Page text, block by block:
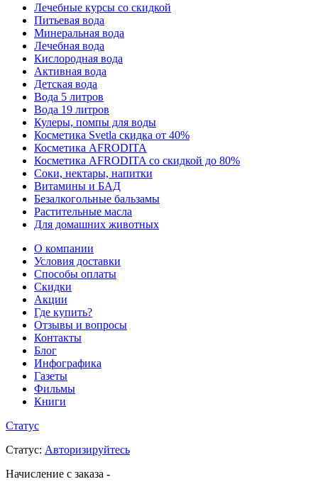
Лечебные курсы со скидкой
Питьевая вода
Минеральная вода
Лечебная вода
Кислородная вода
Активная вода
Детская вода
Вода 5 литров
Вода 19 литров
Кулеры, помпы для воды
Косметика Svetla скидка от 40%
Косметика AFRODITA
Косметика AFRODITA со скидкой до 80%
Соки, нектары, напитки
Витамины и БАД
Безалкогольные бальзамы
Растительные масла
Для домашних животных
О компании
Условия доставки
Способы оплаты
Скидки
Акции
Где купить?
Отзывы и вопросы
Контакты
Блог
Инфографика
Газеты
Фильмы
Книги
Статус
Статус: Авторизируйтесь
Начисление с заказа -